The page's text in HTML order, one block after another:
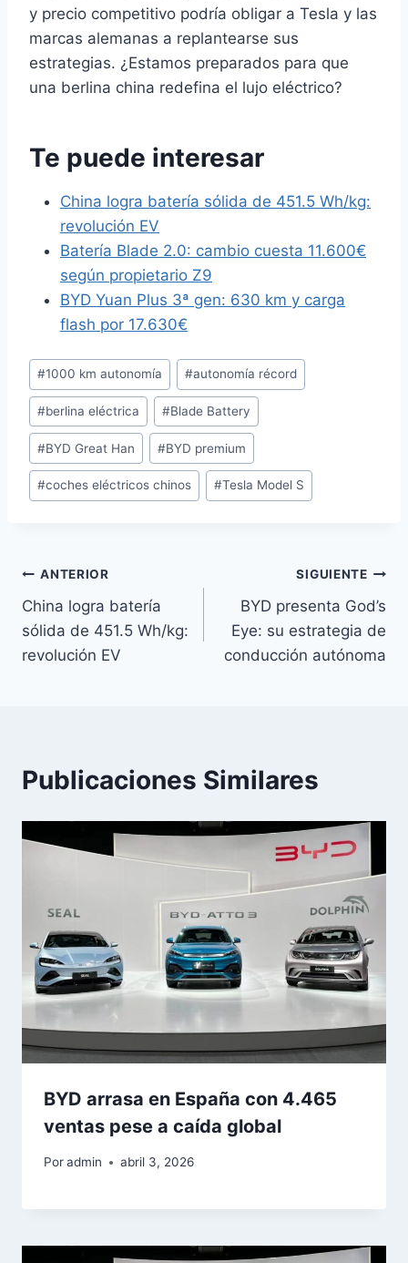
y precio competitivo podría obligar a Tesla y las
marcas alemanas a replantearse sus
estrategias. ¿Estamos preparados para que
una berlina china redefina el lujo eléctrico?
Te puede interesar
China logra batería sólida de 451.5 Wh/kg:
revolución EV
Batería Blade 2.0: cambio cuesta 11.600€
según propietario Z9
BYD Yuan Plus 3ª gen: 630 km y carga
flash por 17.630€
Etiquetas
de
la
entrada:
#1000 km autonomía #autonomía récord
#berlina eléctrica #Blade Battery
#BYD Great Han #BYD premium
#coches eléctricos chinos #Tesla Model S
Navegación
de
entradas
ANTERIOR
China logra batería
sólida de 451.5 Wh/kg:
revolución EV
SIGUIENTE
BYD presenta God’s
Eye: su estrategia de
conducción autónoma
Publicaciones Similares
BYD arrasa en España con 4.465
ventas pese a caída global
Poradmin abril 3, 2026